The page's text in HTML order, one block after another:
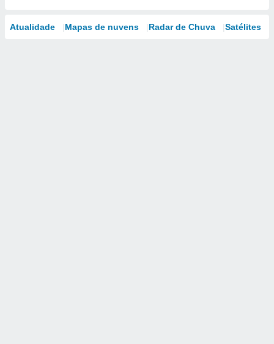
Atualidade Mapas de nuvens Radar de Chuva Satélites